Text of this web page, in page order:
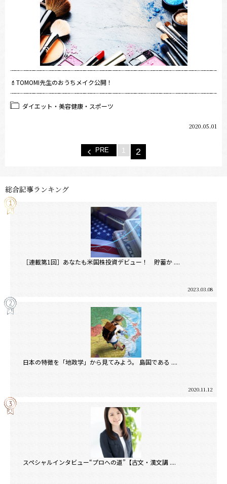
💄TOMOMI先生のおうちメイク公開！
ダイエット・美容健康・スポーツ
2020.05.01
PRE 1 2
総合記事ランキング
［連載第1回］あなたも米国株投資デビュー！ 貯蓄か ....
2023.03.08
日本の特徴を「地政学」から見てみよう。 島国である ....
2020.11.12
スペシャルインタビュー“プロへの道”【古文・漢文講 ....